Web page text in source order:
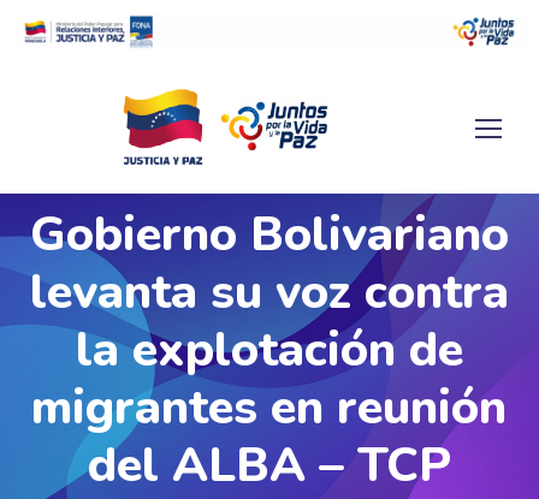
Gobierno Bolivariano
levanta su voz contra
la explotación de
migrantes en reunión
del ALBA – TCP